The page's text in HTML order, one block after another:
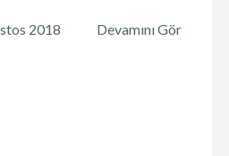
2018 Devamını Gör